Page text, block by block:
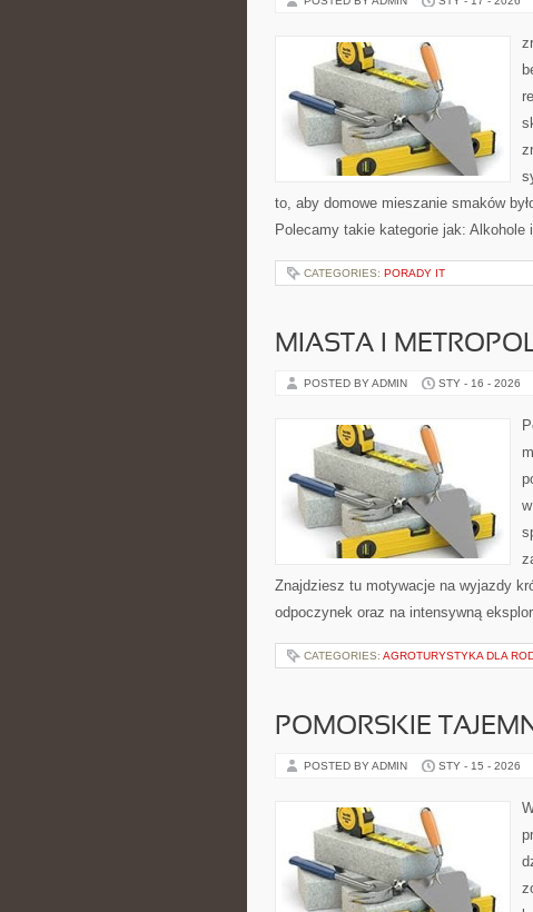
to, aby domowe mieszanie smaków
Polecamy takie kategorie jak:
CATEGORIES: PORADY IT
MIASTA I
POSTED BY ADMIN STY - 16 - 2026
Znajdziesz tu motywacje na wyjazdy
odpoczynek oraz na intensywną
CATEGORIES: AGROTURYSTYKA DLA
POMORSKIE
POSTED BY ADMIN STY - 15 - 2026